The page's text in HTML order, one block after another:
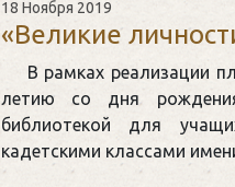
18 Ноября 2019
«Великие
В рамках реализации
летию со дня
библиотекой для
кадетскими классами